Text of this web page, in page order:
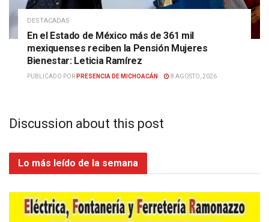
DESTACADAS
En el Estado de México más de 361 mil
mexiquenses reciben la Pensión Mujeres
Bienestar: Leticia Ramírez
PUBLICADO POR PRESENCIA DE MICHOACÁN 8 AGOSTO, 2026
Discussion about this post
Lo más leído de la semana